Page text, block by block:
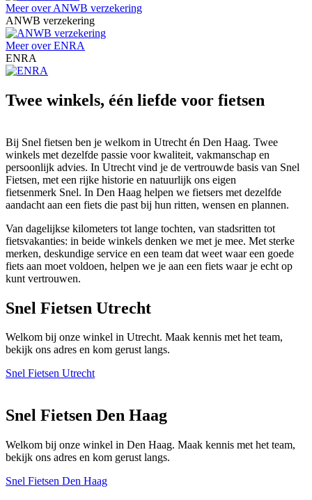
Meer over ANWB verzekering
ANWB verzekering
Meer over ENRA
ENRA
Twee winkels, één liefde voor fietsen
Bij Snel fietsen ben je welkom in Utrecht én Den Haag. Twee
winkels met dezelfde passie voor kwaliteit, vakmanschap en
persoonlijk advies. In Utrecht vind je de vertrouwde basis van Snel
Fietsen, met een rijke historie en natuurlijk ons eigen
fietsenmerk Snel. In Den Haag helpen we fietsers met dezelfde
aandacht aan een fiets die past bij hun ritten, wensen en plannen.
Van dagelijkse kilometers tot lange tochten, van stadsritten tot
fietsvakanties: in beide winkels denken we met je mee. Met sterke
merken, deskundige service en een team dat weet waar een goede
fiets aan moet voldoen, helpen we je aan een fiets waar je echt op
kunt vertrouwen.
Snel Fietsen Utrecht
Welkom bij onze winkel in Utrecht. Maak kennis met het team,
bekijk ons adres en kom gerust langs.
Snel Fietsen Utrecht
Snel Fietsen Den Haag
Welkom bij onze winkel in Den Haag. Maak kennis met het team,
bekijk ons adres en kom gerust langs.
Snel Fietsen Den Haag